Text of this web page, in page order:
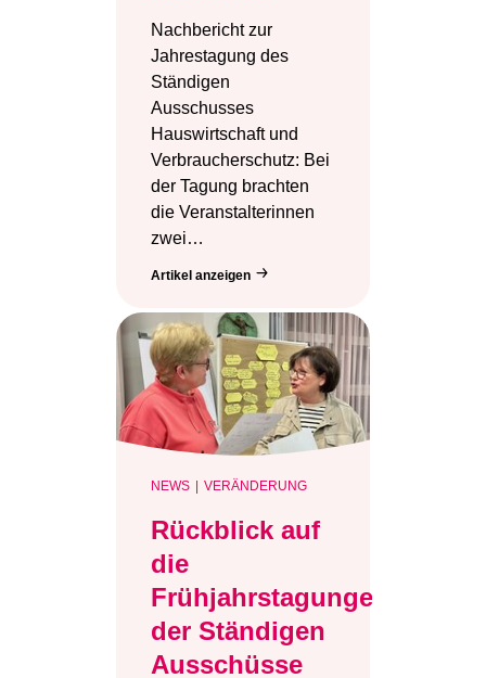
Nachbericht zur
Jahrestagung des
Ständigen
Ausschusses
Hauswirtschaft und
Verbraucherschutz: Bei
der Tagung brachten
die Veranstalterinnen
zwei…
Artikel anzeigen
NEWS VERÄNDERUNG
Rückblick auf
die
Frühjahrstagungen
der Ständigen
Ausschüsse